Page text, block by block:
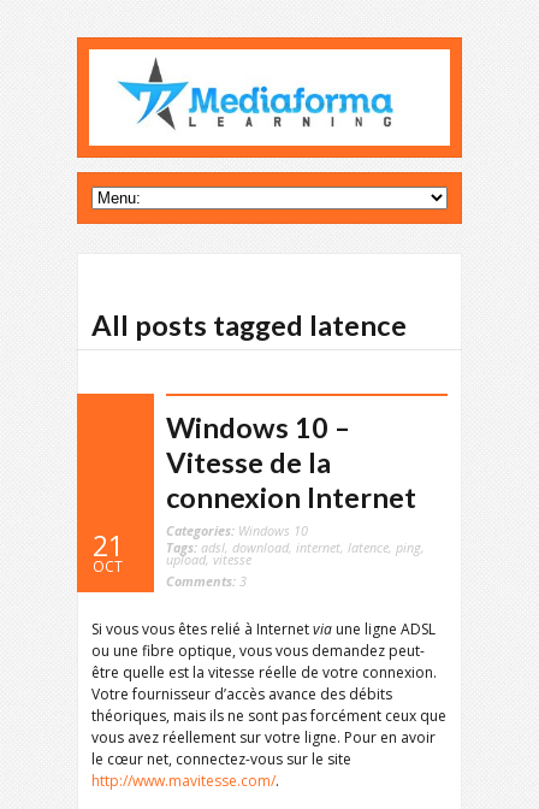
All posts tagged latence
21
OCT
Windows 10 –
Vitesse de la
connexion Internet
Categories: Windows 10
Tags: adsl, download, internet, latence, ping,
upload, vitesse
Comments: 3
Si vous vous êtes relié à Internetvia une ligne ADSL
ou une fibre optique, vous vous demandez peut-
être quelle est la vitesse réelle de votre connexion.
Votre fournisseur d’accès avance des débits
théoriques, mais ils ne sont pas forcément ceux que
vous avez réellement sur votre ligne. Pour en avoir
le cœur net, connectez-vous sur le site
http://www.mavitesse.com/.